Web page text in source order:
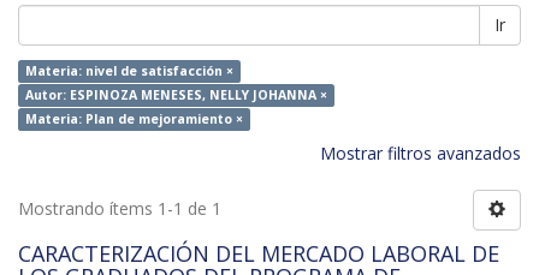
Ir
Materia: nivel de satisfacción ×
Autor: ESPINOZA MENESES, NELLY JOHANNA ×
Materia: Plan de mejoramiento ×
Mostrar filtros avanzados
Mostrando ítems 1-1 de 1
CARACTERIZACIÓN DEL MERCADO LABORAL DE